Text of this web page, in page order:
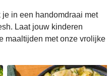
in een handomdraai met
Laat jouw kinderen
maaltijden met onze vrolijke